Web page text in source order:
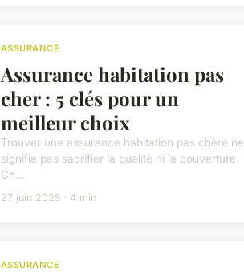
ASSURANCE
Assurance habitation pas
cher : 5 clés pour un
meilleur choix
Trouver une assurance habitation pas chère ne
signifie pas sacrifier la qualité ni la couverture.
Ch...
27 juin 2025 · 4 min
ASSURANCE